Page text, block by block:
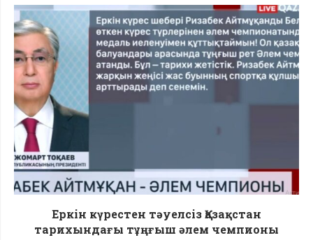
Еркін күрестен тәуелсіз Қазақстан
тарихындағы тұңғыш әлем чемпионы